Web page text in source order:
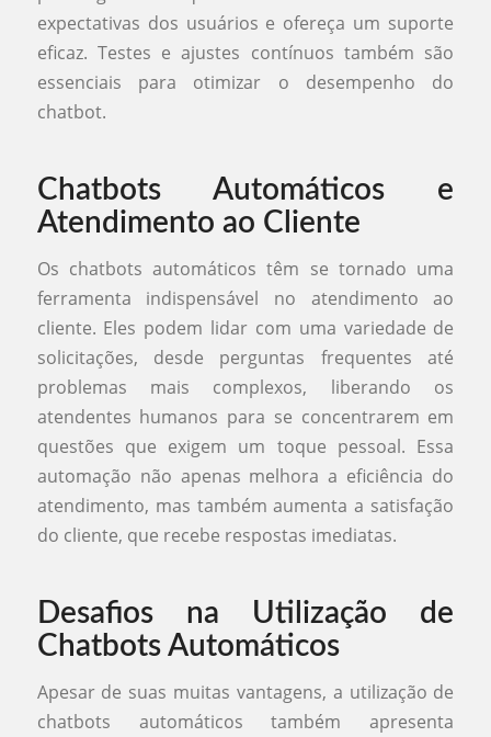
expectativas dos usuários e ofereça um suporte
eficaz. Testes e ajustes contínuos também são
essenciais para otimizar o desempenho do
chatbot.
Chatbots Automáticos e
Atendimento ao Cliente
Os chatbots automáticos têm se tornado uma
ferramenta indispensável no atendimento ao
cliente. Eles podem lidar com uma variedade de
solicitações, desde perguntas frequentes até
problemas mais complexos, liberando os
atendentes humanos para se concentrarem em
questões que exigem um toque pessoal. Essa
automação não apenas melhora a eficiência do
atendimento, mas também aumenta a satisfação
do cliente, que recebe respostas imediatas.
Desafios na Utilização de
Chatbots Automáticos
Apesar de suas muitas vantagens, a utilização de
chatbots automáticos também apresenta